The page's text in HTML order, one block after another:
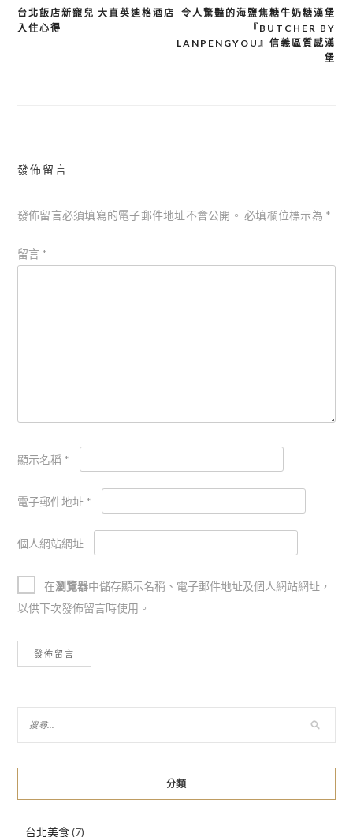
文
令人驚豔的海鹽焦糖牛奶糖漢堡
『BUTCHER BY
LANPENGYOU』信義區質感漢
堡
台北飯店新寵兒 大直英迪格酒店
入住心得
發佈留言
發佈留言必須填寫的電子郵件地址不會公開。 必填欄位標示為 *
留言 *
顯示名稱 *
電子郵件地址 *
個人網站網址
在瀏覽器中儲存顯示名稱、電子郵件地址及個人網站網址，
以供下次發佈留言時使用。
分類
台北美食(7)